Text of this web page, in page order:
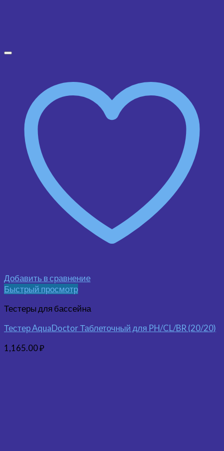
Добавить в сравнение
Быстрый просмотр
Тестеры для бассейна
Тестер AquaDoctor Таблеточный для PH/CL/BR (20/20)
1,165.00₽